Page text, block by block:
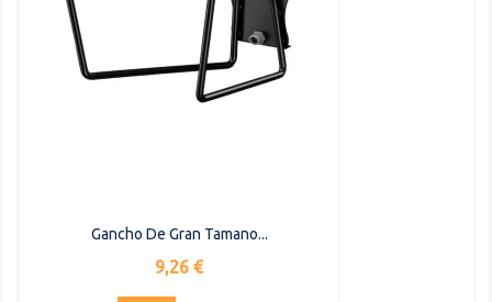
Gancho De Gran Tamano...
Precio
9,26 €